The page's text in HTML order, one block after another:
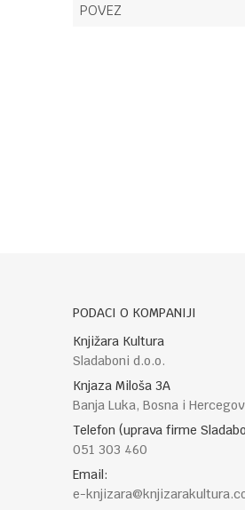
POVEZ
PODACI O KOMPANIJI
Knjižara Kultura
Sladaboni d.o.o.
Knjaza Miloša 3A
Banja Luka, Bosna i
Telefon (uprava firme
051 303 460
Email:
e-